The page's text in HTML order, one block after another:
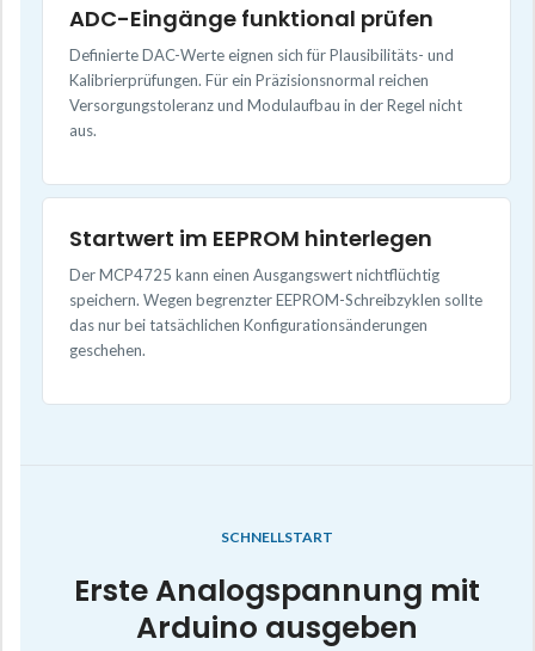
ADC-Eingänge funktional prüfen
Definierte DAC-Werte eignen sich für Plausibilitäts- und
Kalibrierprüfungen. Für ein Präzisionsnormal reichen
Versorgungstoleranz und Modulaufbau in der Regel nicht
aus.
Startwert im EEPROM hinterlegen
Der MCP4725 kann einen Ausgangswert nichtflüchtig
speichern. Wegen begrenzter EEPROM-Schreibzyklen sollte
das nur bei tatsächlichen Konfigurationsänderungen
geschehen.
SCHNELLSTART
Erste Analogspannung mit
Arduino ausgeben